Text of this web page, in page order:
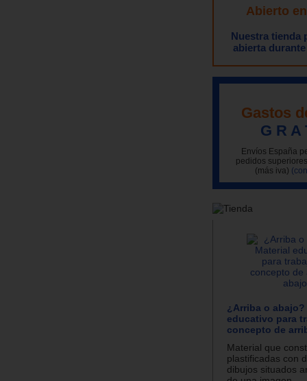
Abierto
Nuestra tienda
abierta
Gastos
G R A
Envíos España
pedidos
(más iva)
¿Arriba o abajo?
educativo para
concepto de
Material que
plastificadas con
dibujos situados